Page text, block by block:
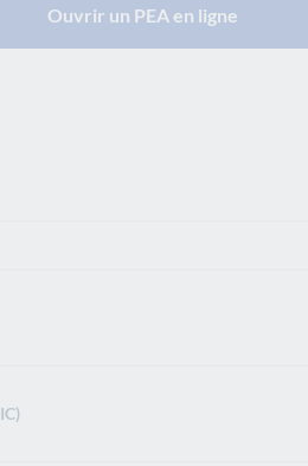
Ouvrir un PEA en ligne